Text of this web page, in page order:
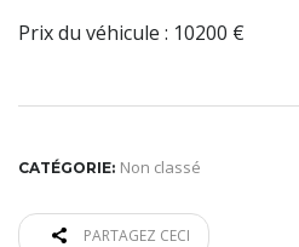
Prix du véhicule : 10200 €
CATÉGORIE: Non classé
PARTAGEZ CECI